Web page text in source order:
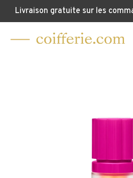
Livraison gratuite sur les